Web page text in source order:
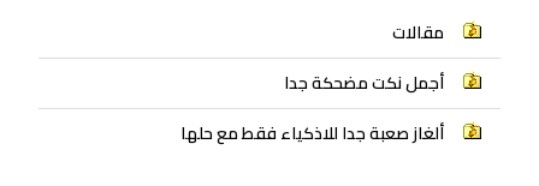
مقالات
أجمل نكت مضحكة جدا
ألغاز صعبة جدا للاذكياء فقط مع حلها